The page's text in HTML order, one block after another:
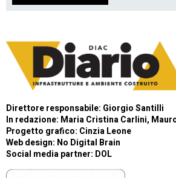
Direttore responsabile: Giorgio Santilli
In redazione: Maria Cristina Carlini,
Progetto grafico: Cinzia Leone
Web design: No Digital Brain
Social media partner: DOL